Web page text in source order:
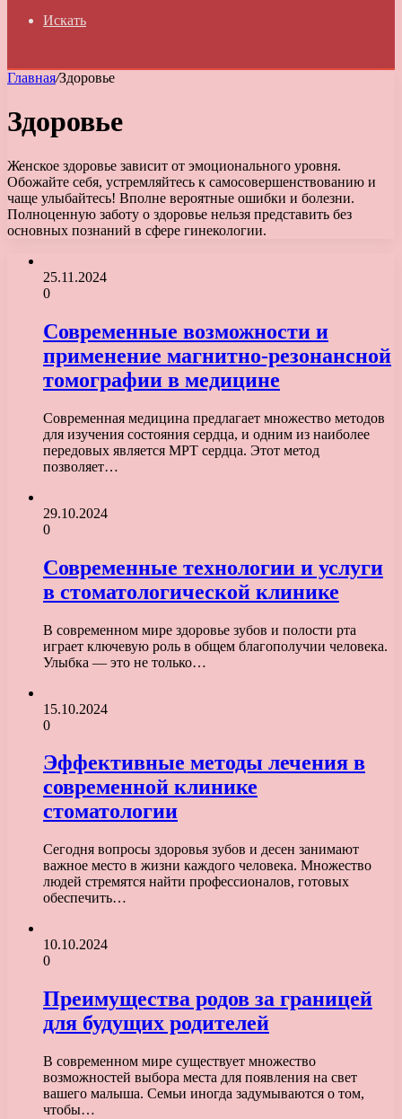
Искать
Главная/Здоровье
Здоровье
Женское здоровье зависит от эмоционального уровня.
Обожайте себя, устремляйтесь к самосовершенствованию и
чаще улыбайтесь! Вполне вероятные ошибки и болезни.
Полноценную заботу о здоровье нельзя представить без
основных познаний в сфере гинекологии.
25.11.2024
0
Современные возможности и
применение магнитно-резонансной
томографии в медицине
Современная медицина предлагает множество методов
для изучения состояния сердца, и одним из наиболее
передовых является МРТ сердца. Этот метод
позволяет…
29.10.2024
0
Современные технологии и услуги
в стоматологической клинике
В современном мире здоровье зубов и полости рта
играет ключевую роль в общем благополучии человека.
Улыбка — это не только…
15.10.2024
0
Эффективные методы лечения в
современной клинике
стоматологии
Сегодня вопросы здоровья зубов и десен занимают
важное место в жизни каждого человека. Множество
людей стремятся найти профессионалов, готовых
обеспечить…
10.10.2024
0
Преимущества родов за границей
для будущих родителей
В современном мире существует множество
возможностей выбора места для появления на свет
вашего малыша. Семьи иногда задумываются о том,
чтобы…